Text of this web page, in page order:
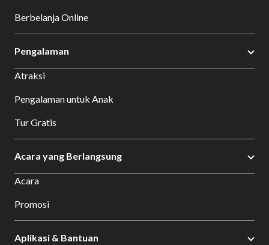
Berbelanja Online
Pengalaman
Atraksi
Pengalaman untuk Anak
Tur Gratis
Acara yang Berlangsung
Acara
Promosi
Aplikasi & Bantuan